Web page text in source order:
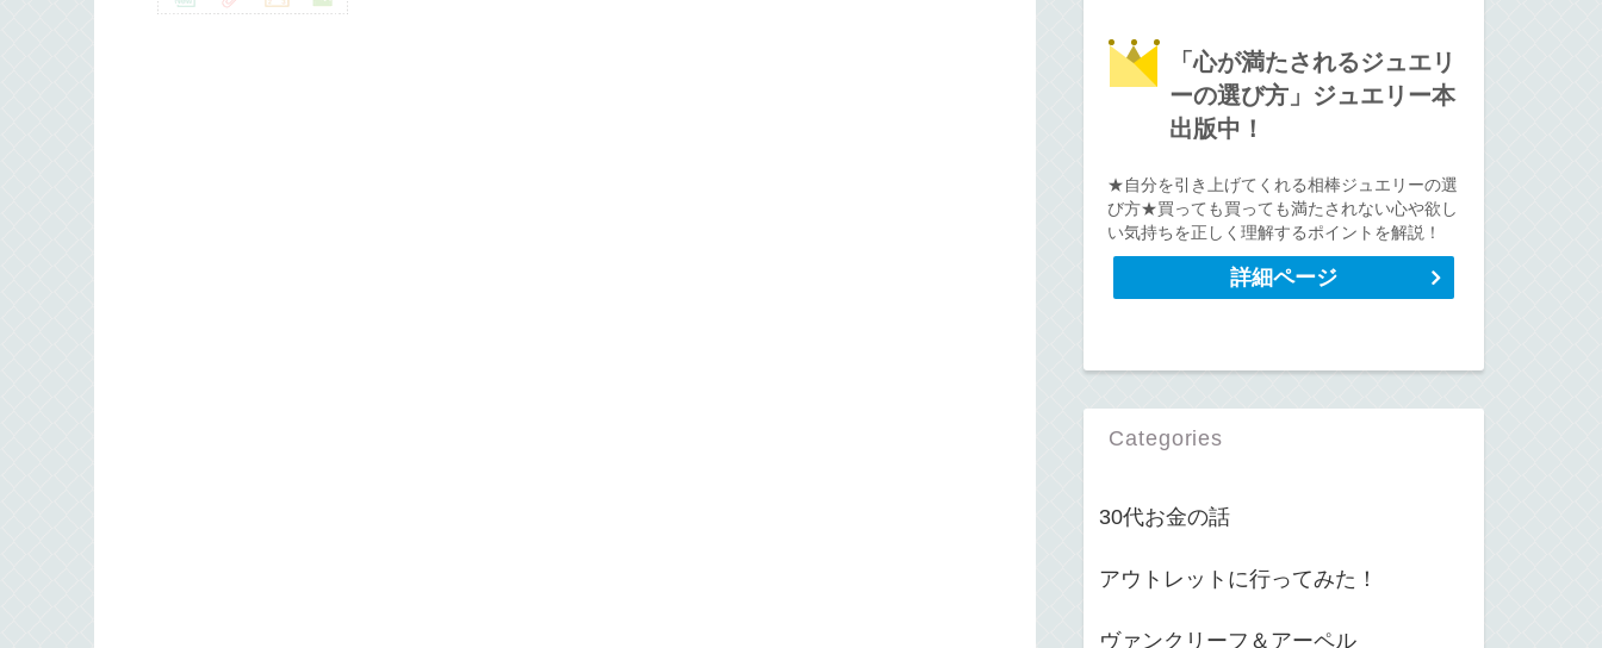
「心が満たされるジュエリ
ーの選び方」ジュエリー本
出版中！
★自分を引き上げてくれる相棒ジュエリーの選
び方★買っても買っても満たされない心や欲し
い気持ちを正しく理解するポイントを解説！
詳細ページ
Categories
30代お金の話
アウトレットに行ってみた！
ヴァンクリーフ＆アーペル